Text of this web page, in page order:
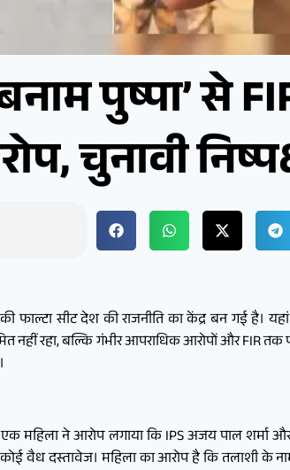
पुष्पा’ से
चुनावी
फाल्टा सीट देश की राजनीति का केंद्र बन गई है।
रहा, बल्कि गंभीर आपराधिक आरोपों और FIR तक
महिला ने आरोप लगाया कि IPS अजय पाल
वैध दस्तावेज। महिला का आरोप है कि तलाशी के